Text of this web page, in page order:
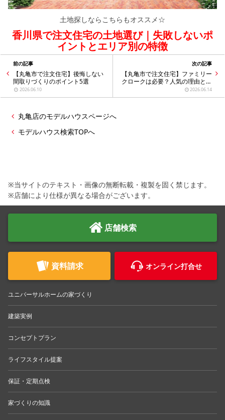
土地探しならこちらもオススメ☆
香川県で注文住宅の土地選び｜失敗しないポ
イントとエリア別の特徴
前の記事
【丸亀市で注文住宅】後悔しない
間取りづくりのポイント5選
2026.06.10
次の記事
【丸亀市で注文住宅】ファミリー
クロークは必要？人気の理由とメ
リットをご紹介
2026.06.14
丸亀店のモデルハウスページへ
モデルハウス検索TOPへ
※当サイトのテキスト・画像の無断転載・複製を固く禁じます。
※店舗により仕様が異なる場合がございます。
店舗検索
資料請求 オンライン打合せ
ユニバーサルホームの家づくり
建築実例
コンセプトプラン
ライフスタイル提案
保証・定期点検
家づくりの知識